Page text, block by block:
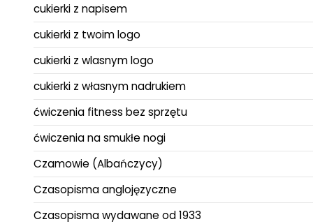
cukierki z napisem
cukierki z twoim logo
cukierki z wlasnym logo
cukierki z własnym nadrukiem
ćwiczenia fitness bez sprzętu
ćwiczenia na smukłe nogi
Czamowie (Albańczycy)
Czasopisma anglojęzyczne
Czasopisma wydawane od 1933